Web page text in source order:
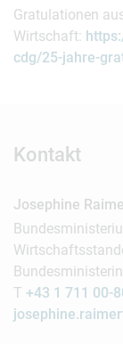
Gratulationen
Wirtschaft:
cdg/25-jahre-
Kontakt
Josephine
Bundesministerin
T +43 1 711 00-